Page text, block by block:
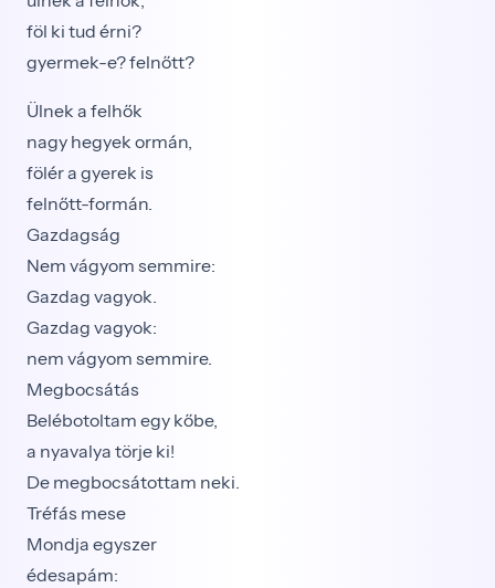
föl ki tud érni?
gyermek-e? felnőtt?
Ülnek a felhők
nagy hegyek ormán,
fölér a gyerek is
felnőtt-formán.
Gazdagság
Nem vágyom semmire:
Gazdag vagyok.
Gazdag vagyok:
nem vágyom semmire.
Megbocsátás
Belébotoltam egy kőbe,
a nyavalya törje ki!
De megbocsátottam neki.
Tréfás mese
Mondja egyszer
édesapám: